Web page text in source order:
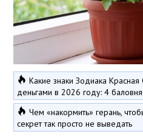
Какие знаки Зодиака
деньгами в 2026 году: 4
Чем «накормить» герань,
секрет так просто не выведать